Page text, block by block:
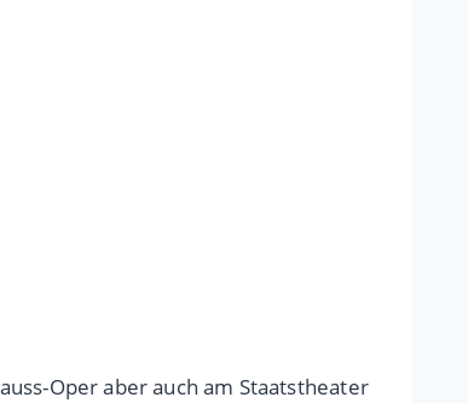
Oper aber auch am Staatstheater